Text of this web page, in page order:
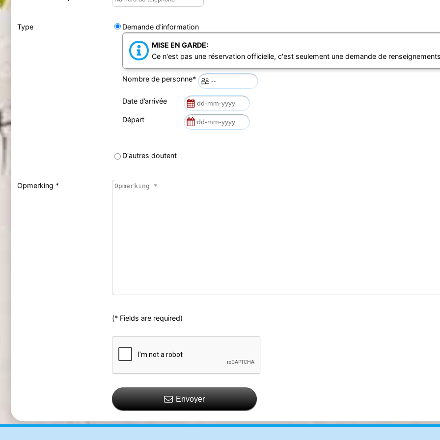
Type Demande d'information
MISE EN GARDE:
Ce n'est pas une réservation officielle, c'est seulement une demande de
Nombre de personne*
Date d’arrivée
Départ
D'autres doutent
Opmerking *
(* Fields are required)
Envoyer